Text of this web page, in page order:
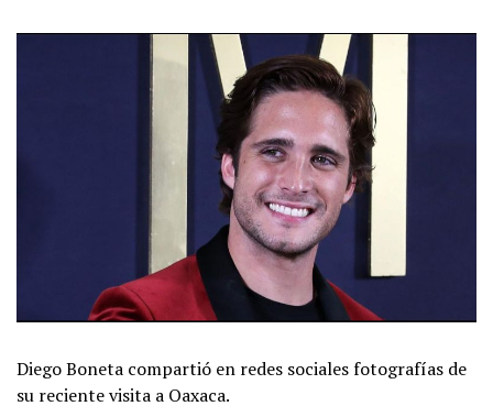
Diego Boneta compartió en redes sociales fotografías de
su reciente visita a Oaxaca.